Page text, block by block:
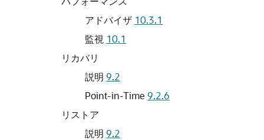
アドバイザ 10.3.1
監視 10.1
リカバリ
説明 9.2
Point-in-Time 9.2.6
リストア
説明 9.2